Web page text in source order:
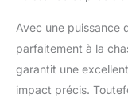
Avec une puissance
parfaitement à la
garantit une
impact précis.